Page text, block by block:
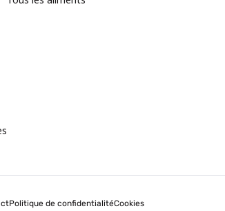
Politique de confidentialitéCookies